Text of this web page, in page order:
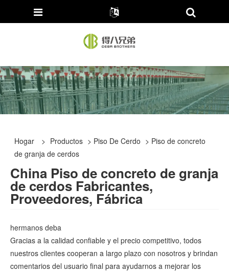
Hogar > Productos > Piso De Cerdo > Piso de concreto
de granja de cerdos
China Piso de concreto de granja
de cerdos Fabricantes,
Proveedores, Fábrica
hermanos deba
Gracias a la calidad confiable y el precio competitivo, todos
nuestros clientes cooperan a largo plazo con nosotros y brindan
comentarios del usuario final para ayudarnos a mejorar los